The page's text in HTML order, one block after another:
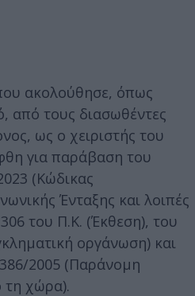
ακολούθησε, όπως
από τους διασωθέντες
ως ο χειριστής του
για παράβαση του
(Κώδικας
Ένταξης και λοιπές
του Π.Κ. (Έκθεση), του
οργάνωση) και
2005 (Παράνομη
τη χώρα).